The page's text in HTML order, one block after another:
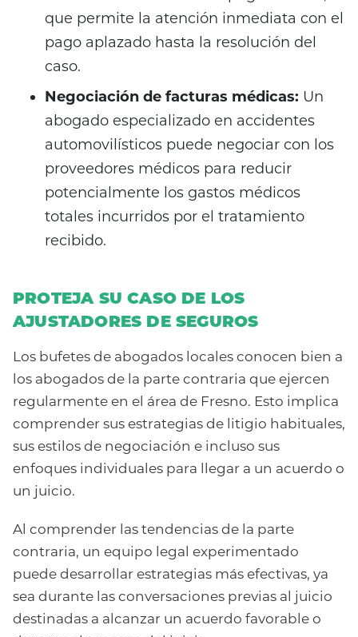
que permite la atención inmediata con el
pago aplazado hasta la resolución del
caso.
Negociación de facturas médicas: Un
abogado especializado en accidentes
automovilísticos puede negociar con los
proveedores médicos para reducir
potencialmente los gastos médicos
totales incurridos por el tratamiento
recibido.
PROTEJA SU CASO DE LOS
AJUSTADORES DE SEGUROS
Los bufetes de abogados locales conocen bien a
los abogados de la parte contraria que ejercen
regularmente en el área de Fresno. Esto implica
comprender sus estrategias de litigio habituales,
sus estilos de negociación e incluso sus
enfoques individuales para llegar a un acuerdo o
un juicio.
Al comprender las tendencias de la parte
contraria, un equipo legal experimentado
puede desarrollar estrategias más efectivas, ya
sea durante las conversaciones previas al juicio
destinadas a alcanzar un acuerdo favorable o